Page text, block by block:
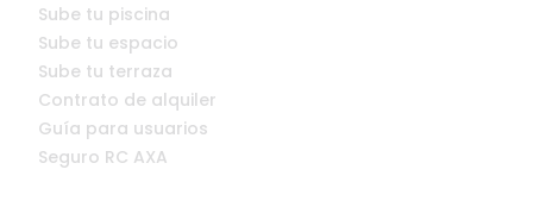
Sube tu piscina
Sube tu espacio
Sube tu terraza
Contrato de alquiler
Guía para usuarios
Seguro RC AXA